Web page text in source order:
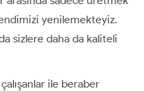
yenilemekteyiz.
sizlere daha da kaliteli
ile beraber